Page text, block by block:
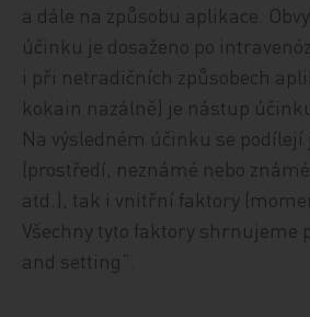
a dále na způsobu aplikace.
účinku je dosaženo po
i při netradičních způsobech
kokain nazálně) je nástup
Na výsledném účinku se
(prostředí, neznámé nebo
atd.), tak i vnitřní faktory
Všechny tyto faktory shrnujeme
and setting“.